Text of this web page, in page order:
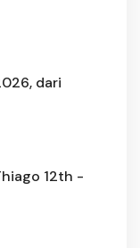
dari
12th -